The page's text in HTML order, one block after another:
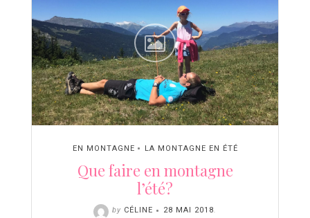
EN MONTAGNE LA MONTAGNE EN ÉTÉ
Que faire en montagne
l’été?
by CÉLINE 28 MAI 2018.